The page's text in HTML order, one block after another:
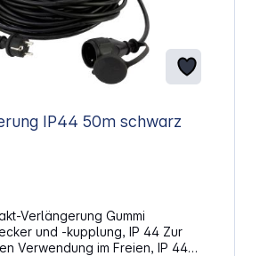
REV Verlängerung IP44 50m schwarz
Verlängerung Gummi
und -kupplung, IP 44 Zur
Verwendung im Freien, IP 44